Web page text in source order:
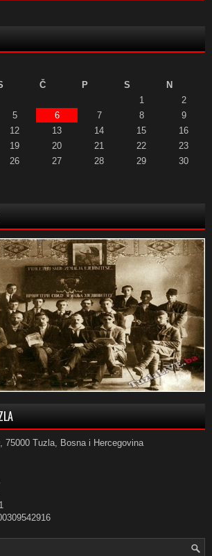
Č P S
N
1
2
5 6 7 8
9
12 13 14 15
16
19 20 21 22
23
26 27 28 29
30
75000 Tuzla, Bosna i Hercegovina